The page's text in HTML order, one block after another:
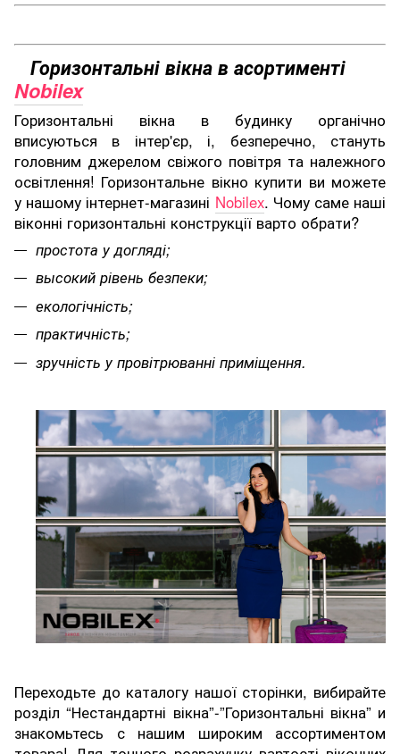
Горизонтальні вікна в асортименті
Nobilex
Горизонтальні вікна в будинку органічно
вписуються в інтер'єр, і, безперечно, стануть
головним джерелом свіжого повітря та належного
освітлення! Горизонтальне вікно купити ви можете
у нашому інтернет-магазині Nobilex. Чому саме наші
віконні горизонтальні конструкції варто обрати?
простота у догляді;
высокий рівень безпеки;
екологічність;
практичність;
зручність у провітрюванні приміщення.
Переходьте до каталогу нашої сторінки, вибирайте
розділ “Нестандартні вікна”-”Горизонтальні вікна” и
знакомьтесь с нашим широким ассортиментом